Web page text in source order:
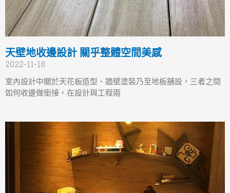
天壁地收邊設計 關乎整體空間美感
2022-11-18
室內設計中關於天花板造型、牆壁塗裝乃至地板舖設，三者之間
如何收邊做銜接，在設計與工程兩